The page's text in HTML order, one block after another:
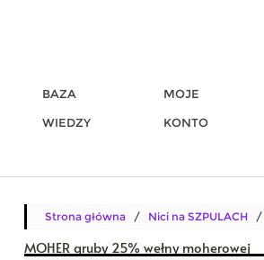
BAZA
WIEDZY
MOJE
KONTO
Strona główna/ Nici na SZPULACH/
MOHER gruby 25% wełny moherowej